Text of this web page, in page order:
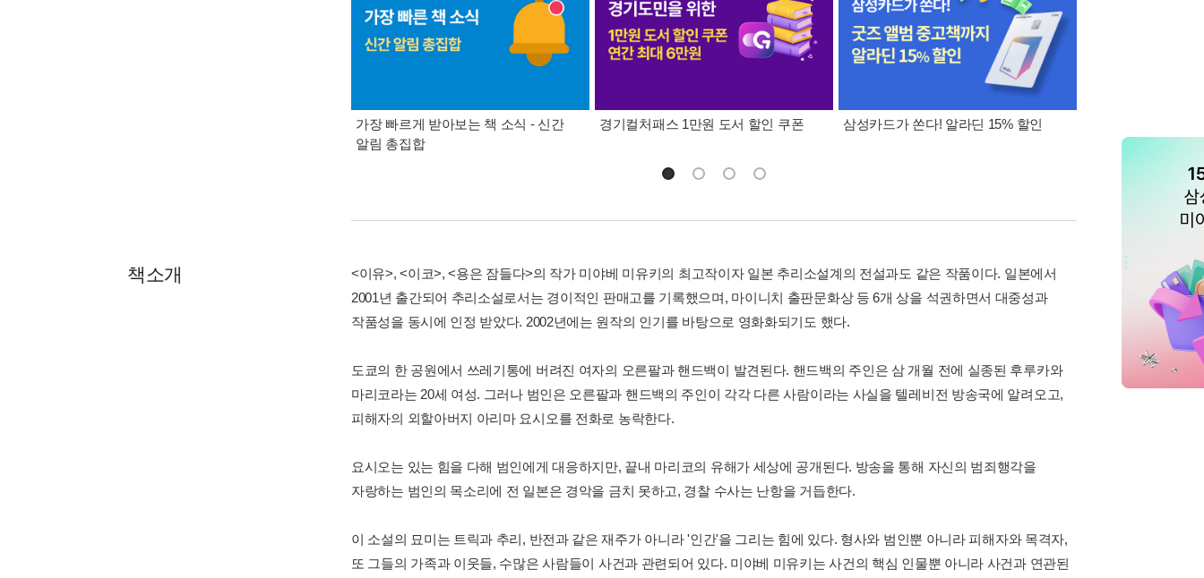
가장 빠르게 받아보는 책 소식 - 신간
알림 총집합
경기컬처패스 1만원 도서 할인 쿠폰 삼성카드가 쏜다! 알라딘 15% 할인
책소개
<이유>, <이코>, <용은 잠들다>의 작가 미야베 미유키의 최고작이자 일본 추리소설계의 전설과도 같은 작품이다. 일본에서
2001년 출간되어 추리소설로서는 경이적인 판매고를 기록했으며, 마이니치 출판문화상 등 6개 상을 석권하면서 대중성과
작품성을 동시에 인정 받았다. 2002년에는 원작의 인기를 바탕으로 영화화되기도 했다.
도쿄의 한 공원에서 쓰레기통에 버려진 여자의 오른팔과 핸드백이 발견된다. 핸드백의 주인은 삼 개월 전에 실종된 후루카와
마리코라는 20세 여성. 그러나 범인은 오른팔과 핸드백의 주인이 각각 다른 사람이라는 사실을 텔레비전 방송국에 알려오고,
피해자의 외할아버지 아리마 요시오를 전화로 농락한다.
요시오는 있는 힘을 다해 범인에게 대응하지만, 끝내 마리코의 유해가 세상에 공개된다. 방송을 통해 자신의 범죄행각을
자랑하는 범인의 목소리에 전 일본은 경악을 금치 못하고, 경찰 수사는 난항을 거듭한다.
이 소설의 묘미는 트릭과 추리, 반전과 같은 재주가 아니라 '인간'을 그리는 힘에 있다. 형사와 범인뿐 아니라 피해자와 목격자,
또 그들의 가족과 이웃들, 수많은 사람들이 사건과 관련되어 있다. 미야베 미유키는 사건의 핵심 인물뿐 아니라 사건과 연관된